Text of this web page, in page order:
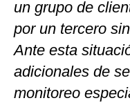
un grupo de
por un tercero
Ante esta
adicionales de
monitoreo